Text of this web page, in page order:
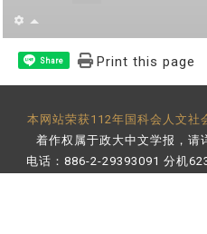
Share Print this page
本网站荣获112年国科会人文社
着作权属于政大中文学报，请
电话：886-2-29393091 分机